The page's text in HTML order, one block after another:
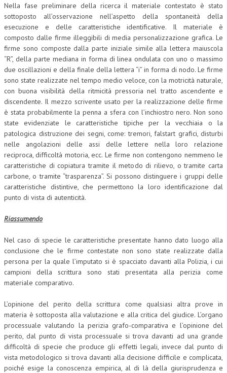
Nella fase preliminare della ricerca il materiale contestato è stato
sottoposto all’osservazione nell’aspetto della spontaneità della
esecuzione e delle caratteristiche identificative. Il materiale è
composto dalle firme illeggibili di media personalizzazione grafica. Le
firme sono composte dalla parte iniziale simile alla lettera maiuscola
“R”, della parte mediana in forma di linea ondulata con uno o massimo
due oscillazioni e della finale della lettera “i” in forma di nodo. Le firme
sono state realizzate nel tempo medio veloce, con la motricità naturale,
con buona visibilità della ritmicità pressoria nel tratto ascendente e
discendente. Il mezzo scrivente usato per la realizzazione delle firme
è stata probabilmente la penna a sfera con l’inchiostro nero. Non sono
state evidenziate le caratteristiche tipiche per la vecchiaia o la
patologica distruzione dei segni, come: tremori, falstart grafici, disturbi
nelle angolazioni delle assi delle lettere nella loro relazione
reciproca, difficoltà motoria, ecc. Le firme non contengono nemmeno le
caratteristiche di copiatura tramite il metodo di rilievo, o tramite carta
carbone, o tramite “trasparenza”. Si possono distinguere i gruppi delle
caratteristiche distintive, che permettono la loro identificazione dal
punto di vista di autenticità.
Riassumendo
Nel caso di specie le caratteristiche presentate hanno dato luogo alla
conclusione che le firme contestate non sono state realizzate dalla
persona per la quale l’imputato si è spacciato davanti alla Polizia, i cui
campioni della scrittura sono stati presentata alla perizia come
materiale comparativo.
L’opinione del perito della scrittura come qualsiasi altra prove in
materia è sottoposta alla valutazione e alla critica del giudice. L’organo
processuale valutando la perizia grafo-comparativa e l’opinione del
perito, dal punto di vista processuale si trova davanti ad una grande
difficoltà di specie che produce gli effetti legali, invece dal punto di
vista metodologico si trova davanti alla decisione difficile e complicata,
poiché esige la conoscenza empirica, al di là della giurisprudenza e